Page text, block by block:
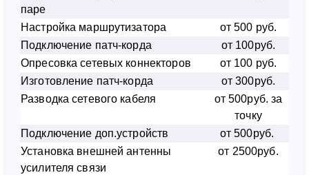
паре
Настройка маршрутизатора
от 500 руб.
Подключение патч-корда
от 100руб.
Опресовка сетевых коннекторов
от 100 руб.
Изготовление патч-корда
от 300руб.
Разводка сетевого кабеля
от 500руб. за
точку
Подключение доп.устройств
от 500руб.
Установка внешней антенны
усилителя связи
от 2500руб.